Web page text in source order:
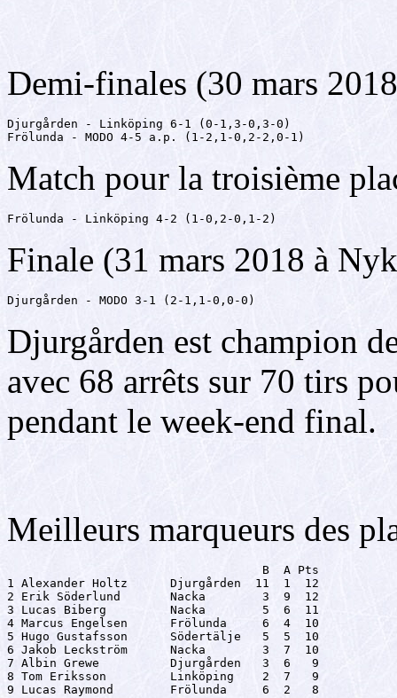
Demi-finales (30 mars
Djurgården - Linköping 6-1 (0-1,3-0,3-0)
Frölunda - MODO 4-5 a.p. (1-2,1-0,2-2,0-1)
Match pour la troisième
Frölunda - Linköping 4-2 (1-0,2-0,1-2)
Finale (31 mars 2018 à
Djurgården - MODO 3-1 (2-1,1-0,0-0)
Djurgården est champion
avec 68 arrêts sur 70 tirs
pendant le week-end final.
Meilleurs marqueurs des
                                    B  A Pts
1 Alexander Holtz      Djurgården  11  1  12
2 Erik Söderlund       Nacka        3  9  12
3 Lucas Biberg         Nacka        5  6  11
4 Marcus Engelsen      Frölunda     6  4  10
5 Hugo Gustafsson      Södertälje   5  5  10
6 Jakob Leckström      Nacka        3  7  10
7 Albin Grewe          Djurgården   3  6   9
8 Tom Eriksson         Linköping    2  7   9
9 Lucas Raymond        Frölunda     6  2   8